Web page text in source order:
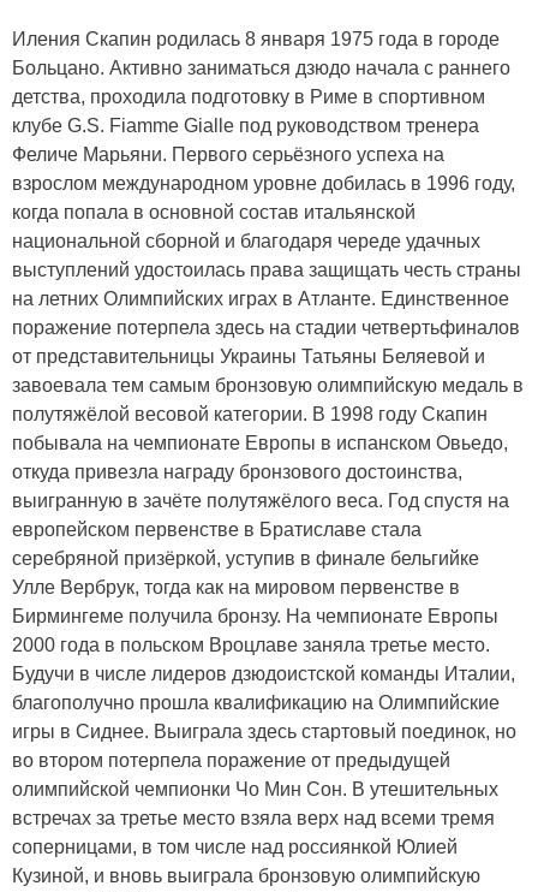
Иления Скапин родилась 8 января 1975 года в городе
Больцано. Активно заниматься дзюдо начала с раннего
детства, проходила подготовку в Риме в спортивном
клубе G.S. Fiamme Gialle под руководством тренера
Феличе Марьяни. Первого серьёзного успеха на
взрослом международном уровне добилась в 1996 году,
когда попала в основной состав итальянской
национальной сборной и благодаря череде удачных
выступлений удостоилась права защищать честь страны
на летних Олимпийских играх в Атланте. Единственное
поражение потерпела здесь на стадии четвертьфиналов
от представительницы Украины Татьяны Беляевой и
завоевала тем самым бронзовую олимпийскую медаль в
полутяжёлой весовой категории. В 1998 году Скапин
побывала на чемпионате Европы в испанском Овьедо,
откуда привезла награду бронзового достоинства,
выигранную в зачёте полутяжёлого веса. Год спустя на
европейском первенстве в Братиславе стала
серебряной призёркой, уступив в финале бельгийке
Улле Вербрук, тогда как на мировом первенстве в
Бирмингеме получила бронзу. На чемпионате Европы
2000 года в польском Вроцлаве заняла третье место.
Будучи в числе лидеров дзюдоистской команды Италии,
благополучно прошла квалификацию на Олимпийские
игры в Сиднее. Выиграла здесь стартовый поединок, но
во втором потерпела поражение от предыдущей
олимпийской чемпионки Чо Мин Сон. В утешительных
встречах за третье место взяла верх над всеми тремя
соперницами, в том числе над россиянкой Юлией
Кузиной, и вновь выиграла бронзовую олимпийскую